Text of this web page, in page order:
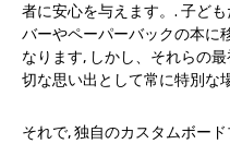
者に安心を与えます。. 子ど
バーやペーパーバックの本に
なります, しかし、それらの
切な思い出として常に特別な
それで, 独自のカスタムボー